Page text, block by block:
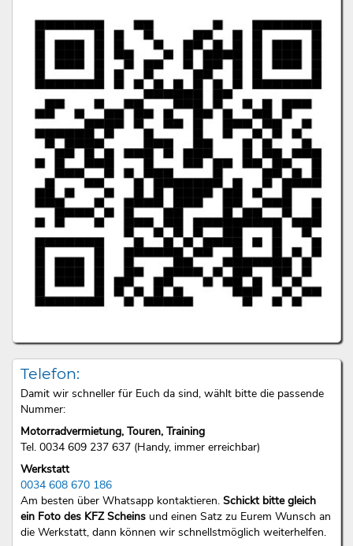
Telefon:
Damit wir schneller für Euch da sind, wählt bitte die passende
Nummer:
Motorradvermietung, Touren, Training
Tel. 0034 609 237 637 (Handy, immer erreichbar)
Werkstatt
0034 608 670 186
Am besten über Whatsapp kontaktieren. Schickt bitte gleich
ein Foto des KFZ Scheinsund einen Satz zu Eurem Wunsch an
die Werkstatt, dann können wir schnellstmöglich weiterhelfen.